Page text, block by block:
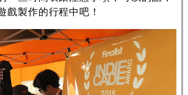
戲製作的行程中吧！